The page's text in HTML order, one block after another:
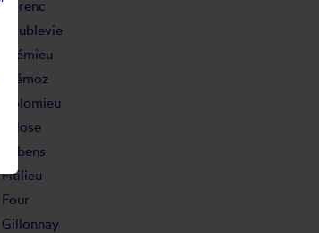
Corenc
Coublevie
Crémieu
Diémoz
Dolomieu
Eclose
Eybens
Fitilieu
Four
Gillonnay